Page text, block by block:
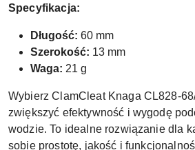
Specyfikacja:
Długość: 60 mm
Szerokość: 13 mm
Waga: 21 g
Wybierz ClamCleat Knaga CL828-
zwiększyć efektywność i wygodę
wodzie. To idealne rozwiązanie dla
sobie prostotę, jakość i